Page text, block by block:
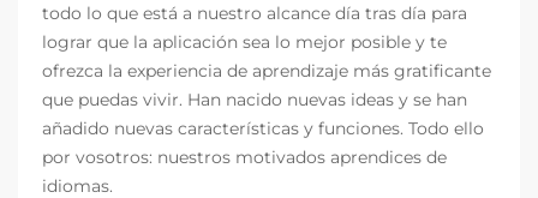
todo lo que está a nuestro alcance día tras día para
lograr que la aplicación sea lo mejor posible y te
ofrezca la experiencia de aprendizaje más gratificante
que puedas vivir. Han nacido nuevas ideas y se han
añadido nuevas características y funciones. Todo ello
por vosotros: nuestros motivados aprendices de
idiomas.